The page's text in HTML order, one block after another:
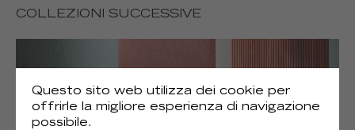
COLLEZIONI SUCCESSIVE
Questo sito web utilizza dei cookie per
offrirle la migliore esperienza di navigazione
possibile.